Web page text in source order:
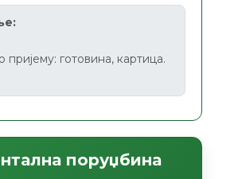
готовина, картица.
поруџбина